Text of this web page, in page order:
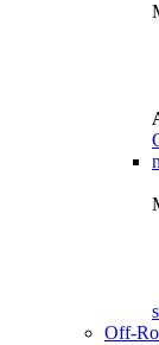
Off-